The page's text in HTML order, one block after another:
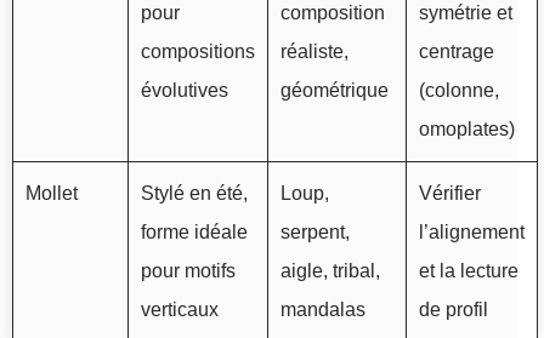
pour
compositions
évolutives
composition
réaliste,
géométrique
symétrie et
centrage
(colonne,
omoplates)
Mollet
Stylé en été,
forme idéale
pour motifs
verticaux
Loup,
serpent,
aigle, tribal,
mandalas
Vérifier
l’alignement
et la lecture
de profil